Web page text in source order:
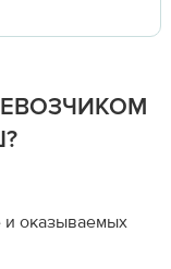
оказываемых